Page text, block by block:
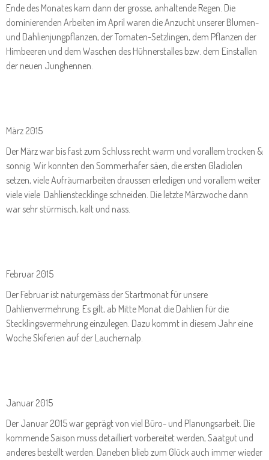
Ende des Monates kam dann der grosse, anhaltende Regen. Die
dominierenden Arbeiten im April waren die Anzucht unserer Blumen-
und Dahlienjungpflanzen, der Tomaten-Setzlingen, dem Pflanzen der
Himbeeren und dem Waschen des Hühnerstalles bzw. dem Einstallen
der neuen Junghennen.
März 2015
Der März war bis fast zum Schluss recht warm und vorallem trocken &
sonnig. Wir konnten den Sommerhafer säen, die ersten Gladiolen
setzen, viele Aufräumarbeiten draussen erledigen und vorallem weiter
viele viele Dahlienstecklinge schneiden. Die letzte Märzwoche dann
war sehr stürmisch, kalt und nass.
Februar 2015
Der Februar ist naturgemäss der Startmonat für unsere
Dahlienvermehrung. Es gilt, ab Mitte Monat die Dahlien für die
Stecklingsvermehrung einzulegen. Dazu kommt in diesem Jahr eine
Woche Skiferien auf der Lauchernalp.
Januar 2015
Der Januar 2015 war geprägt von viel Büro- und Planungsarbeit. Die
kommende Saison muss detailliert vorbereitet werden, Saatgut und
anderes bestellt werden. Daneben blieb zum Glück auch immer wieder